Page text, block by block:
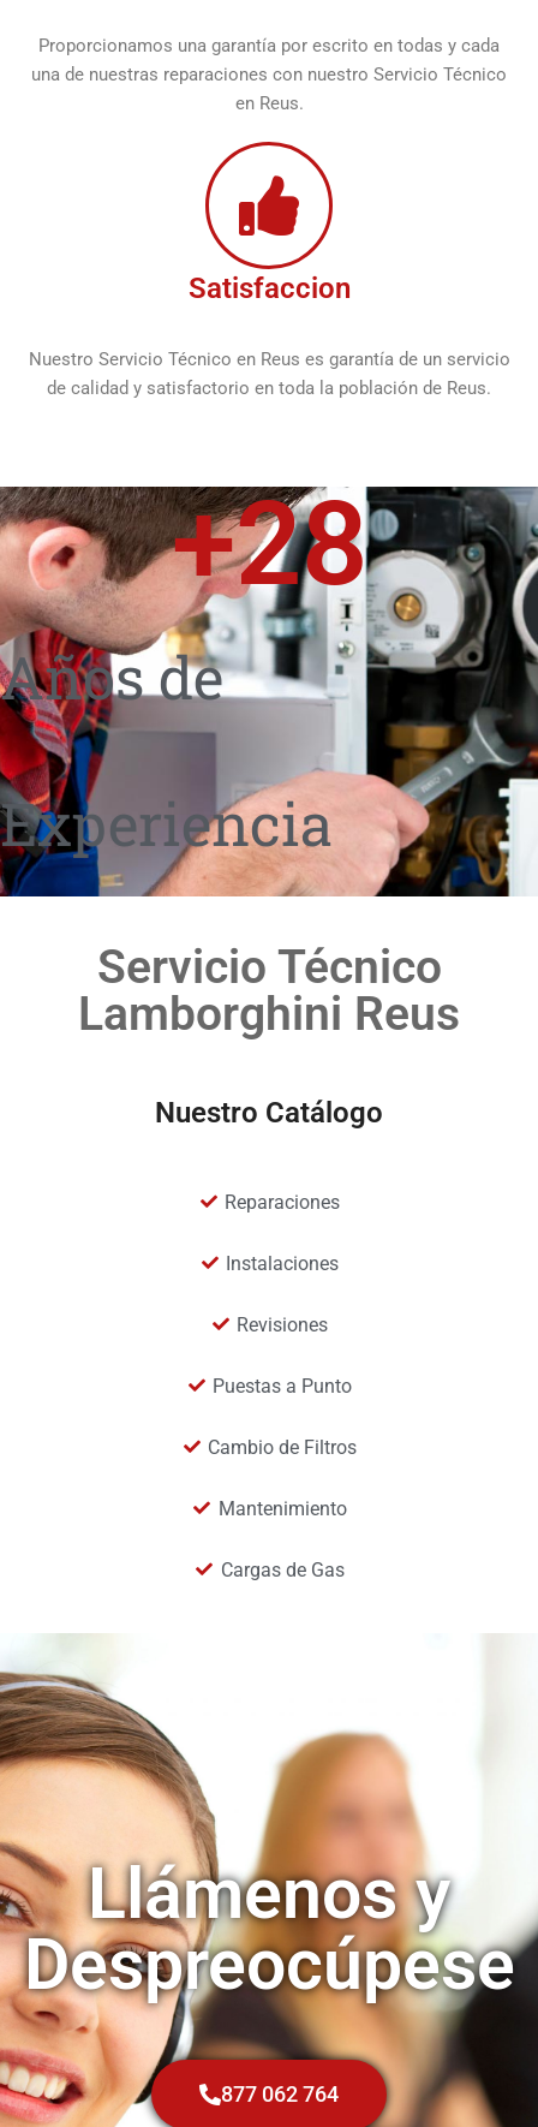
Proporcionamos una garantía por escrito en todas y cada
una de nuestras reparaciones con nuestro Servicio Técnico
en Reus.
Satisfaccion
Nuestro Servicio Técnico en Reus es garantía de un servicio
de calidad y satisfactorio en toda la población de Reus.
Años de
Experiencia
+28
Servicio Técnico
Lamborghini Reus
Nuestro Catálogo
Reparaciones
Instalaciones
Revisiones
Puestas a Punto
Cambio de Filtros
Mantenimiento
Cargas de Gas
Llámenos y
Despreocúpese
877 062 764